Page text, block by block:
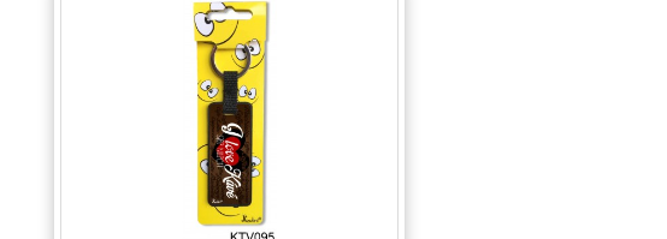
Szerelmes Ajándékok ❤
Budapest Ajándéktárgyak